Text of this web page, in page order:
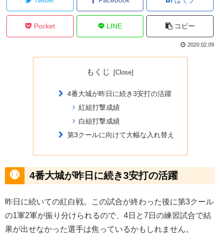
Pocket LINE コピー
2020.02.09
もくじ
4番大城が昨日に続き3安打の活躍
紅組打撃成績
白組打撃成績
第3クールに向けて大幅な入れ替え
4番大城が昨日に続き3安打の活躍
昨日に続いての紅白戦。この試合が終わった後に第3クール
の1軍2軍が振り分けられるので、4日と7日の練習試合で結
果が出せなかった選手は焦っているかもしれません。